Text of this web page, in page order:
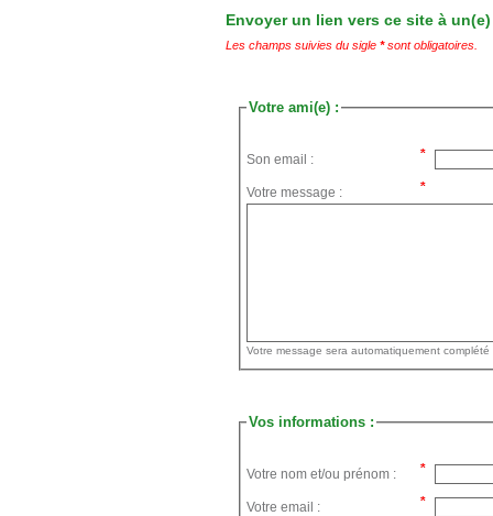
Envoyer un lien vers ce site à
Les champs suivies du sigle *sont obligatoires.
Votre ami(e) :
Son email :
Votre message :
Vos informations :
Votre nom et/ou prénom :
Votre email :